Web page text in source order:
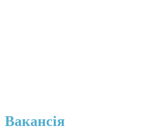
Вакансія